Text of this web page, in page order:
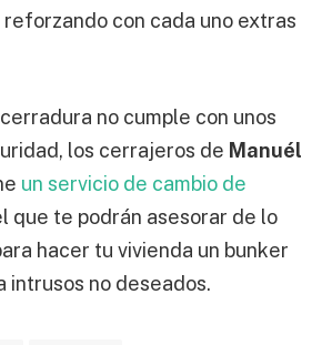
con cada uno extras
no cumple con unos
los cerrajeros de Manuél
un servicio de cambio de
que te podrán asesorar de lo
hacer tu vivienda un bunker
intrusos no deseados.